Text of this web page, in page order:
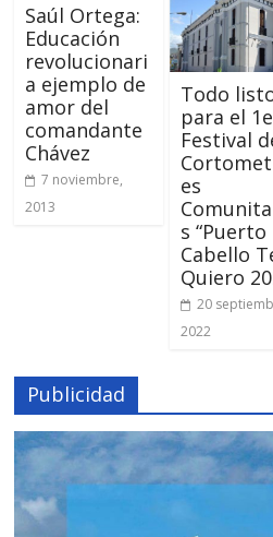
Saúl Ortega:
Educación
revolucionari
a ejemplo de
amor del
comandante
Chávez
7 noviembre,
2013
Todo
para el
Festival
es
s “Puerto
Cabello
Quiero
20
2022
Publicidad